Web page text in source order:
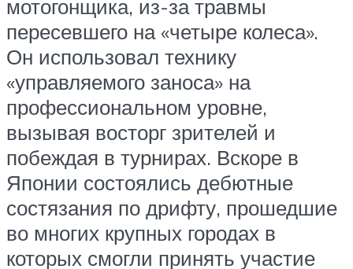
мотогонщика, из-за травмы
пересевшего на «четыре колеса».
Он использовал технику
«управляемого заноса» на
профессиональном уровне,
вызывая восторг зрителей и
побеждая в турнирах. Вскоре в
Японии состоялись дебютные
состязания по дрифту, прошедшие
во многих крупных городах в
которых смогли принять участие